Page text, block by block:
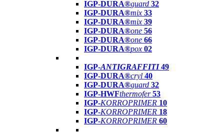
IGP-DURA®guard 32
IGP-DURA®mix 33
IGP-DURA®mix 39
IGP-DURA®one 56
IGP-DURA®one 66
IGP-DURA®pox 02
IGP-ANTIGRAFFITI49
IGP-DURA®cryl 40
IGP-DURA®guard 32
IGP-HWFthermofer 53
IGP-KORROPRIMER 10
IGP-KORROPRIMER 18
IGP-KORROPRIMER 60